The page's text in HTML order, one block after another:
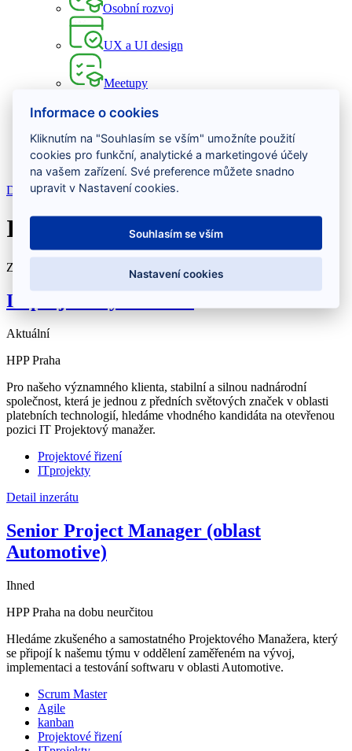
Osobní rozvoj
UX a UI design
Meetupy
Záznamy z meetupů
Přidej se k nám
O nás
Kontakt
Domov
ITprojekty
ITprojekty
Zobrazeny 2 položky
IT projektový manažer
Aktuální
HPP Praha
Pro našeho významného klienta, stabilní a silnou nadnárodní
společnost, která je jednou z předních světových značek v oblasti
platebních technologií, hledáme vhodného kandidáta na otevřenou
pozici IT Projektový manažer.
Projektové řizení
ITprojekty
Detail inzerátu
Senior Project Manager (oblast
Automotive)
Ihned
HPP Praha na dobu neurčitou
Hledáme zkušeného a samostatného Projektového Manažera, který
se připojí k našemu týmu v oddělení zaměřeném na vývoj,
implementaci a testování softwaru v oblasti Automotive.
Scrum Master
Agile
kanban
Projektové řizení
Informace o cookies
Kliknutím na "Souhlasím se vším" umožníte použití
cookies pro funkční, analytické a marketingové účely
na vašem zařízení. Své preference můžete snadno
upravit v Nastavení cookies.
Souhlasím se vším
Nastavení cookies